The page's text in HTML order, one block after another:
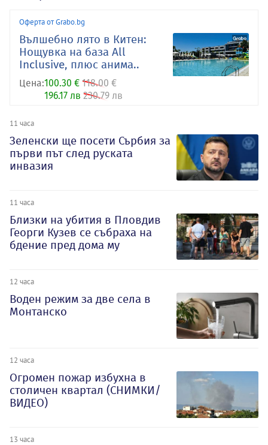
Оферта от Grabo.bg
Вълшебно лято в Китен:
Нощувка на база All
Inclusive, плюс анима..
Цена:100.30 € 118.00 €
196.17 лв 230.79 лв
11 часа
Зеленски ще посети Сърбия за
първи път след руската
инвазия
11 часа
Близки на убития в Пловдив
Георги Кузев се събраха на
бдение пред дома му
12 часа
Воден режим за две села в
Монтанско
12 часа
Огромен пожар избухна в
столичен квартал (СНИМКИ/
ВИДЕО)
13 часа